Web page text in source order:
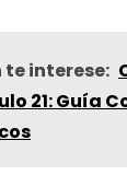
interese:
21: Guía